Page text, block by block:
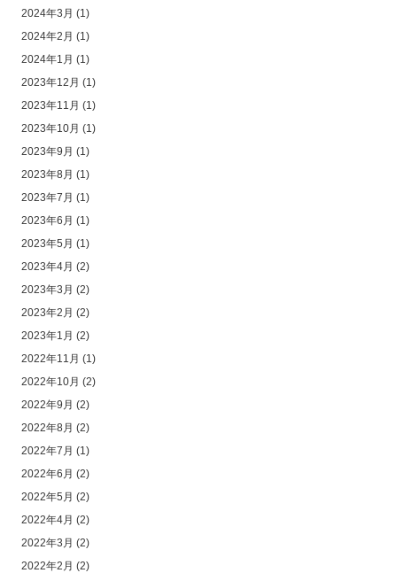
2024年3月 (1)
2024年2月 (1)
2024年1月 (1)
2023年12月 (1)
2023年11月 (1)
2023年10月 (1)
2023年9月 (1)
2023年8月 (1)
2023年7月 (1)
2023年6月 (1)
2023年5月 (1)
2023年4月 (2)
2023年3月 (2)
2023年2月 (2)
2023年1月 (2)
2022年11月 (1)
2022年10月 (2)
2022年9月 (2)
2022年8月 (2)
2022年7月 (1)
2022年6月 (2)
2022年5月 (2)
2022年4月 (2)
2022年3月 (2)
2022年2月 (2)